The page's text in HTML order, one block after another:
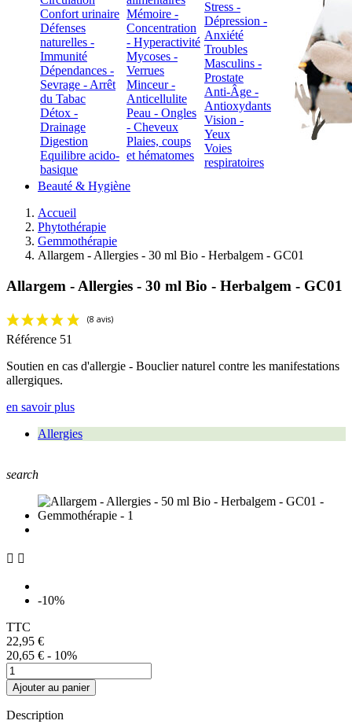
Confort urinaire
Défenses
naturelles -
Immunité
Dépendances -
Sevrage - Arrêt
du Tabac
Détox -
Drainage
Digestion
Equilibre acido-
basique
Mémoire -
Concentration
- Hyperactivité
Mycoses -
Verrues
Minceur -
Anticellulite
Peau - Ongles
- Cheveux
Plaies, coups
et hématomes
Stress -
Dépression -
Anxiété
Troubles
Masculins -
Prostate
Anti-Âge -
Antioxydants
Vision -
Yeux
Voies
respiratoires
Beauté & Hygiène
Accueil
Phytothérapie
Gemmothérapie
Allargem - Allergies - 30 ml Bio - Herbalgem - GC01
Allargem - Allergies - 30 ml Bio - Herbalgem - GC01
Référence 51
Soutien en cas d'allergie - Bouclier naturel contre les manifestations
allergiques.
en savoir plus
Allergies
search
 
-10%
TTC
22,95 €
20,65 € - 10%
Ajouter au panier
Description